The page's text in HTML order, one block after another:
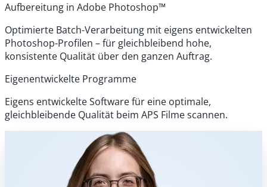
Aufbereitung in Adobe Photoshop™
Optimierte Batch-Verarbeitung mit eigens entwickelten
Photoshop-Profilen – für gleichbleibend hohe,
konsistente Qualität über den ganzen Auftrag.
Eigenentwickelte Programme
Eigens entwickelte Software für eine optimale,
gleichbleibende Qualität beim APS Filme scannen.